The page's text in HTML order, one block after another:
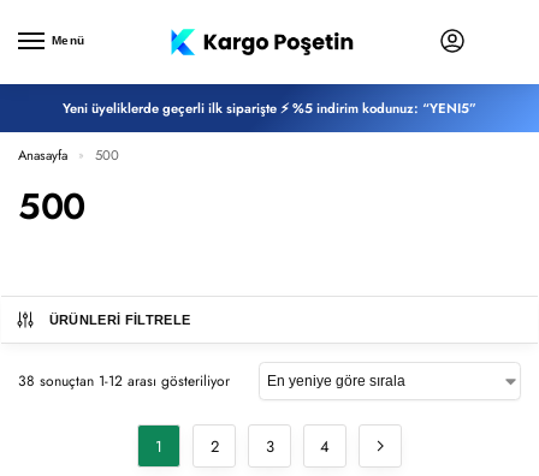
Menü
Yeni üyeliklerde geçerli ilk siparişte ⚡ %5 indirim kodunuz: “YENI5”
Anasayfa » 500
500
ÜRÜNLERI FILTRELE
38 sonuçtan 1-12 arası gösteriliyor
1 2 3 4